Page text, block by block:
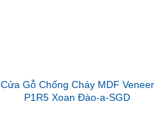
Cửa Gỗ Chống Cháy MDF Veneer
P1R5 Xoan Đào-a-SGD